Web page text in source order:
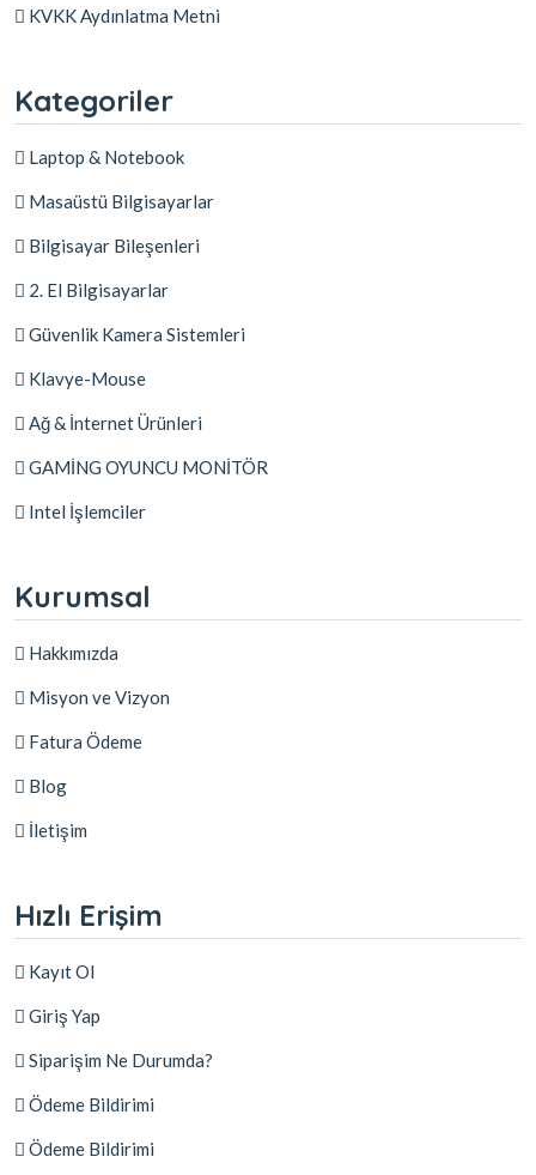
KVKK Aydınlatma Metni
Kategoriler
Laptop & Notebook
Masaüstü Bilgisayarlar
Bilgisayar Bileşenleri
2. El Bilgisayarlar
Güvenlik Kamera Sistemleri
Klavye-Mouse
Ağ & İnternet Ürünleri
GAMİNG OYUNCU MONİTÖR
Intel İşlemciler
Kurumsal
Hakkımızda
Misyon ve Vizyon
Fatura Ödeme
Blog
İletişim
Hızlı Erişim
Kayıt Ol
Giriş Yap
Siparişim Ne Durumda?
Ödeme Bildirimi
Ödeme Bildirimi